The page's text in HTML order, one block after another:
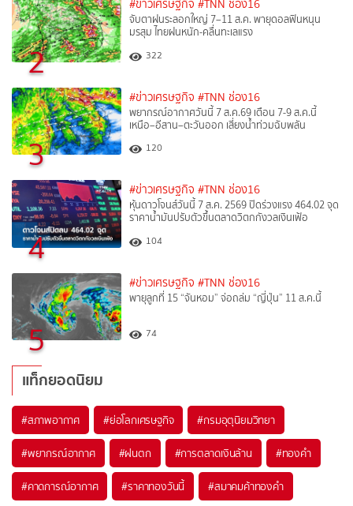
2
#ข่าวเศรษฐกิจ #TNN ช่อง16
จับตาฝนระลอกใหญ่ 7–11 ส.ค. พายุดอลฟินหนุน
มรสุม ไทยฝนหนัก-คลื่นทะเลแรง
322
3
#ข่าวเศรษฐกิจ #TNN ช่อง16
พยากรณ์อากาศวันนี้ 7 ส.ค.69 เตือน 7-9 ส.ค.นี้
เหนือ–อีสาน–ตะวันออก เสี่ยงน้ำท่วมฉับพลัน
120
4
#ข่าวเศรษฐกิจ #TNN ช่อง16
หุ้นดาวโจนส์วันนี้ 7 ส.ค. 2569 ปิดร่วงแรง 464.02 จุด
ราคาน้ำมันปรับตัวขึ้นตลาดวิตกกังวลเงินเฟ้อ
104
5
#ข่าวเศรษฐกิจ #TNN ช่อง16
พายุลูกที่ 15 “จันหอม” จ่อถล่ม “ญี่ปุ่น” 11 ส.ค.นี้
74
แท็กยอดนิยม
#สภาพอากาศ #ย่อโลกเศรษฐกิจ #กรมอุตุนิยมวิทยา
#พยากรณ์อากาศ #ฝนตก #การตลาดเงินล้าน #ทองคำ
#คาดการณ์อากาศ #ราคาทองวันนี้ #สมาคมค้าทองคำ